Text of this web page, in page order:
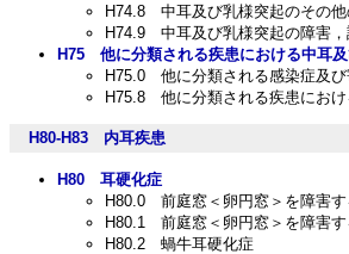
H74.8 中耳及び乳様突起のその
H74.9 中耳及び乳様突起の障害，
H75 他に分類される疾患における中耳
H75.0 他に分類される感染症及
H75.8 他に分類される疾患にお
H80-H83 内耳疾患
H80 耳硬化症
H80.0 前庭窓＜卵円窓＞を障害
H80.1
前庭窓＜卵円窓＞を障害す
H80.2 蝸牛耳硬化症